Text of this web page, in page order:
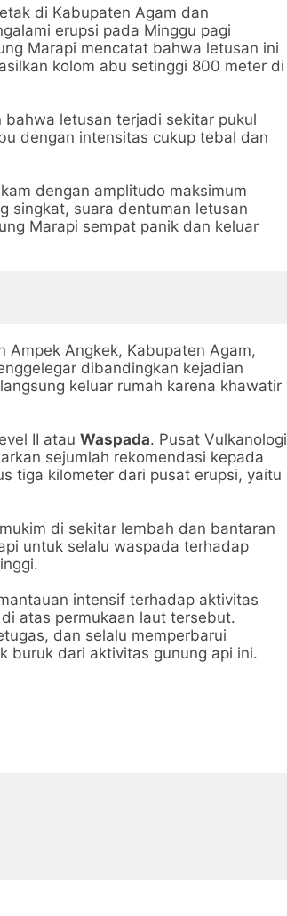
di Kabupaten Agam dan
erupsi pada Minggu pagi
Marapi mencatat bahwa letusan ini
kolom abu setinggi 800 meter di
bahwa letusan terjadi sekitar pukul
dengan intensitas cukup tebal dan
dengan amplitudo maksimum
singkat, suara dentuman letusan
Marapi sempat panik dan keluar
Ampek Angkek, Kabupaten Agam,
dibandingkan kejadian
keluar rumah karena khawatir
II atau Waspada. Pusat Vulkanologi
sejumlah rekomendasi kepada
tiga kilometer dari pusat erupsi, yaitu
di sekitar lembah dan bantaran
untuk selalu waspada terhadap
intensif terhadap aktivitas
atas permukaan laut tersebut.
dan selalu memperbarui
buruk dari aktivitas gunung api ini.